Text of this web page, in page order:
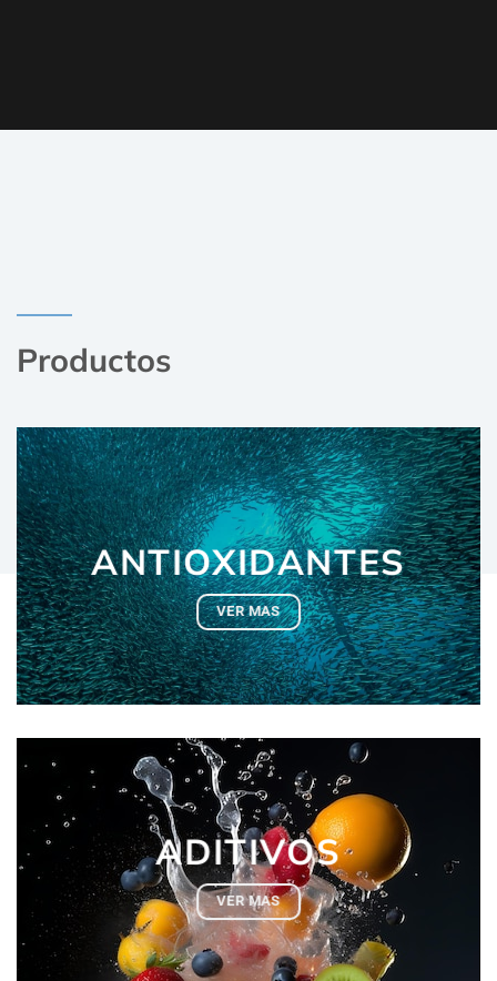
Productos
ANTIOXIDANTES
VER MAS
ADITIVOS
VER MAS